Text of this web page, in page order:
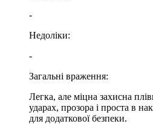
-
Недоліки:
-
Загальні враження:
Легка, але міцна захисна
ударах, прозора і проста в
для додаткової безпеки.